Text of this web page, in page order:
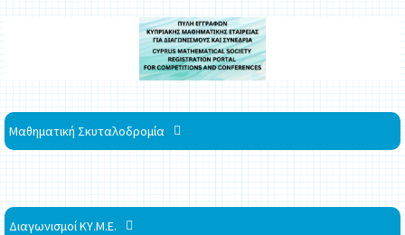
Μαθηματική Σκυταλοδρομία
Διαγωνισμοί ΚΥ.Μ.Ε.